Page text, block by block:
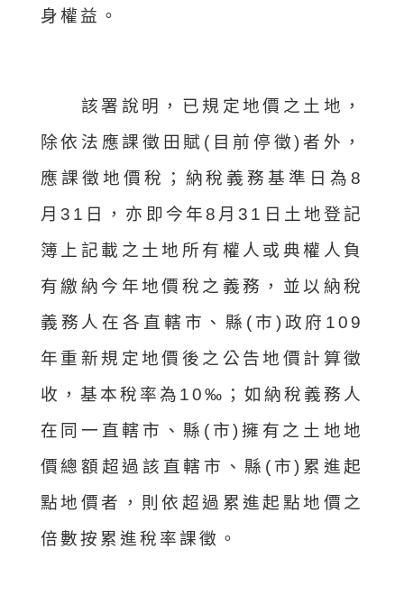
身權益。
該署說明，已規定地價之土地，
除依法應課徵田賦(目前停徵)者外，
應課徵地價稅；納稅義務基準日為8
月31日，亦即今年8月31日土地登記
簿上記載之土地所有權人或典權人負
有繳納今年地價稅之義務，並以納稅
義務人在各直轄市、縣(市)政府109
年重新規定地價後之公告地價計算徵
收，基本稅率為10‰；如納稅義務人
在同一直轄市、縣(市)擁有之土地地
價總額超過該直轄市、縣(市)累進起
點地價者，則依超過累進起點地價之
倍數按累進稅率課徵。